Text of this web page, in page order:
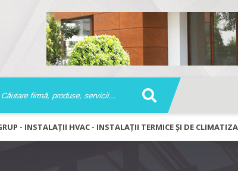
- INSTALAȚII HVAC - INSTALAȚII TERMICE ȘI DE